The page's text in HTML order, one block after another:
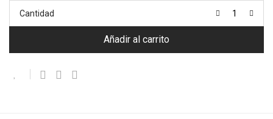
Cantidad
Añadir al carrito